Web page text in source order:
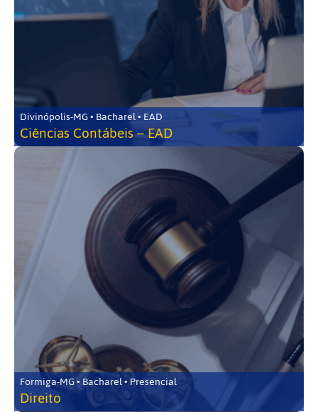
Divinópolis-MG • Bacharel • EAD
Ciências Contábeis – EAD
Formiga-MG • Bacharel • Presencial
Direito